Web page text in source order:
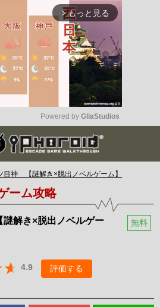
arrow_forward_ios もっと見る
Mute
Powered by GliaStudios
目神 【謎解き×脱出ノベルゲーム】
ーム攻略
解き×脱出ノベルゲー
無料
4.9 評価する